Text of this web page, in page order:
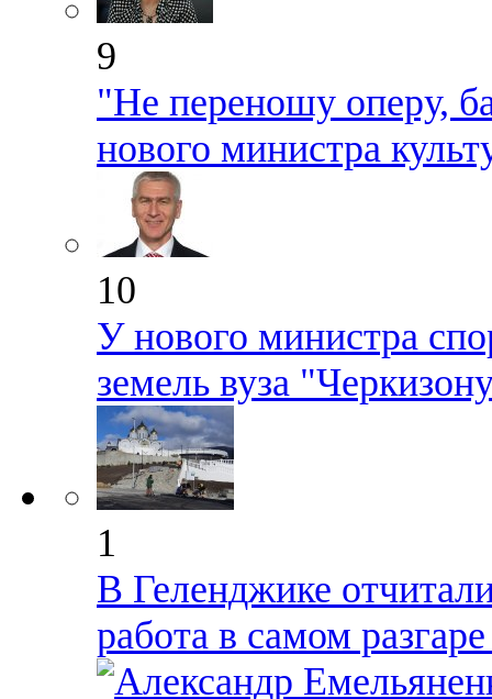
9
"Не переношу оперу,
нового министра
10
У нового министра
земель вуза
1
В Геленджике
работа в самом